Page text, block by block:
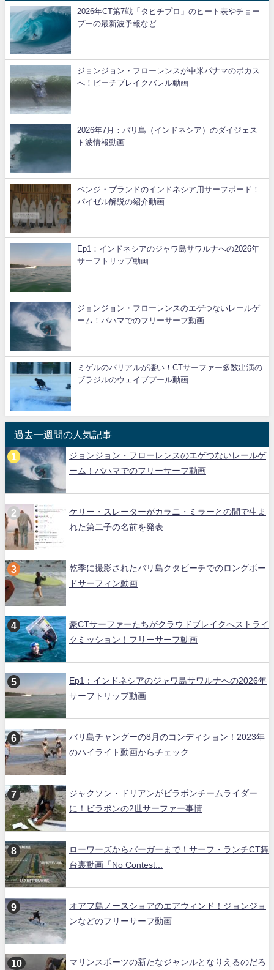
2026年CT第7戦「タヒチプロ」のヒート表やチョー
プーの最新波予報など
ジョンジョン・フローレンスが中米パナマのボカス
へ！ビーチブレイクバレル動画
2026年7月：バリ島（インドネシア）のダイジェス
ト波情報動画
ベンジ・ブランドのインドネシア用サーフボード！
パイゼル解説の紹介動画
Ep1：インドネシアのジャワ島サワルナへの2026年
サーフトリップ動画
ジョンジョン・フローレンスのエゲつないレールゲ
ーム！バハマでのフリーサーフ動画
ミゲルのバリアルが凄い！CTサーファー多数出演の
ブラジルのウェイブプール動画
過去一週間の人気記事
ジョンジョン・フローレンスのエゲつないレールゲ
ーム！バハマでのフリーサーフ動画
ケリー・スレーターがカラニ・ミラーとの間で生ま
れた第二子の名前を発表
乾季に撮影されたバリ島クタビーチでのロングボー
ドサーフィン動画
豪CTサーファーたちがクラウドブレイクへストライ
クミッション！フリーサーフ動画
Ep1：インドネシアのジャワ島サワルナへの2026年
サーフトリップ動画
バリ島チャングーの8月のコンディション！2023年
のハイライト動画からチェック
ジャクソン・ドリアンがビラボンチームライダー
に！ビラボンの2世サーファー事情
ローワーズからバーガーまで！サーフ・ランチCT舞
台裏動画「No Contest...
オアフ島ノースショアのエアウィンド！ジョンジョ
ンなどのフリーサーフ動画
マリンスポーツの新たなジャンルとなりえるのだろ